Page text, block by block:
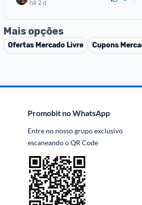
há 2 d
Mais opções
Ofertas Mercado Livre Cupons
Promobit no WhatsApp
Entre no nosso grupo exclusivo
escaneando o QR Code